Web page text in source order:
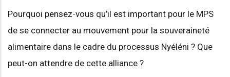
Pourquoi pensez-vous qu’il est important pour le MPS
de se connecter au mouvement pour la souveraineté
alimentaire dans le cadre du processus Nyéléni ? Que
peut-on attendre de cette alliance ?